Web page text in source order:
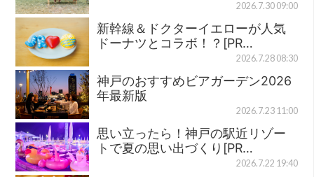
2026.7.30 09:00
新幹線＆ドクターイエローが人気
ドーナツとコラボ！？[PR…
2026.7.28 08:30
神戸のおすすめビアガーデン2026
年最新版
2026.7.23 11:00
思い立ったら！神戸の駅近リゾー
トで夏の思い出づくり[PR…
2026.7.22 19:40